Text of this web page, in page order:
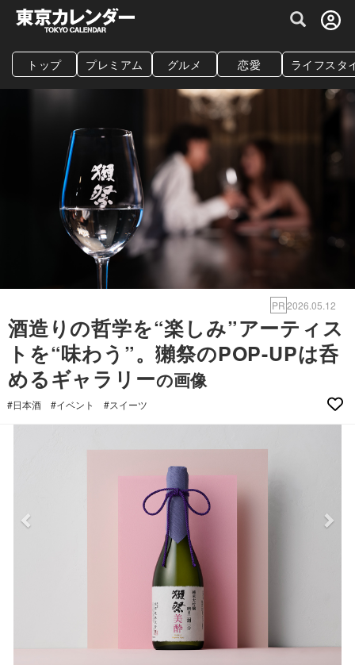
グルメ情報・プレミアムレストラン予約
トップ プレミアム グルメ 恋愛 ライフスタ
PR2026.05.12
酒造りの哲学を“楽しみ”アーティス
トを“味わう”。獺祭のPOP-UPは呑
めるギャラリーの画像
#日本酒 #イベント #スイーツ